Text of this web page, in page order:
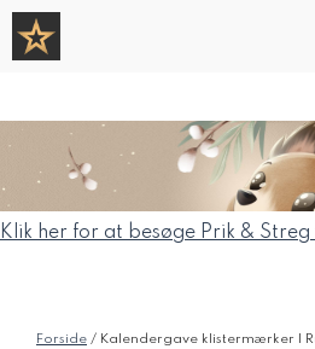
Hop
indhold
Klik her for at besøge Prik &
Forside / Kalendergave klistermærker |